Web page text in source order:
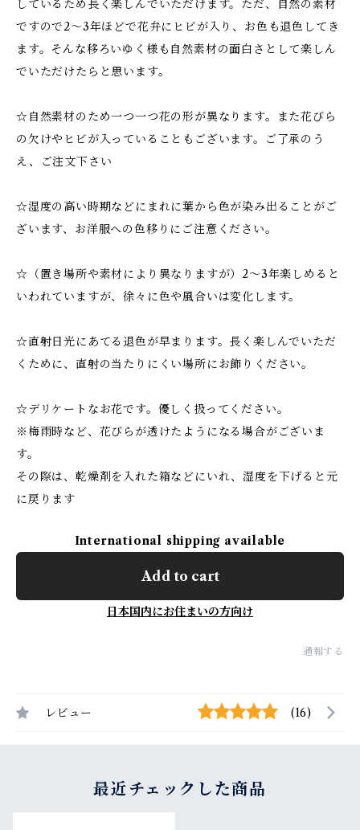
しているため長く楽しんでいただけます。ただ、自然の素材
ですので2～3年ほどで花弁にヒビが入り、お色も退色してき
ます。そんな移ろいゆく様も自然素材の面白さとして楽しん
でいただけたらと思います。
☆自然素材のため一つ一つ花の形が異なります。また花びら
の欠けやヒビが入っていることもございます。ご了承のう
え、ご注文下さい
☆湿度の高い時期などにまれに葉から色が染み出ることがご
ざいます、お洋服への色移りにご注意ください。
☆（置き場所や素材により異なりますが）2～3年楽しめると
いわれていますが、徐々に色や風合いは変化します。
☆直射日光にあてる退色が早まります。長く楽しんでいただ
くために、直射の当たりにくい場所にお飾りください。
☆デリケートなお花です。優しく扱ってください。
※梅雨時など、花びらが透けたようになる場合がございま
す。
その際は、乾燥剤を入れた箱などにいれ、湿度を下げると元
に戻ります
International shipping available
Add to cart
日本国内にお住まいの方向け
通報する
レビュー (16)
最近チェックした商品